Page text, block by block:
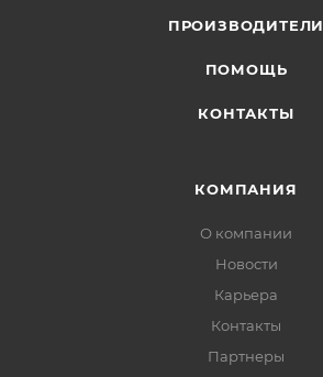
ПРОИЗВОДИТЕЛИ
ПОМОЩЬ
КОНТАКТЫ
КОМПАНИЯ
О компании
Новости
Карьера
Контакты
Партнеры